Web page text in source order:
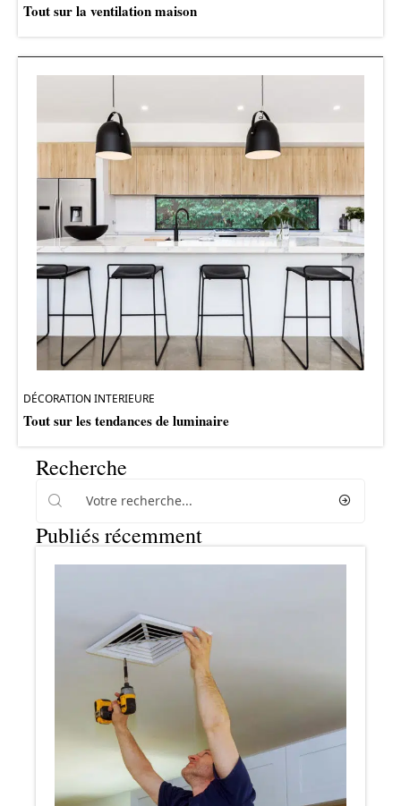
Tout sur la ventilation maison
DÉCORATION INTERIEURE
Tout sur les tendances de luminaire
Recherche
Publiés récemment